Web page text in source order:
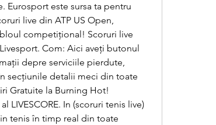
Eurosport este sursa ta pentru
live din ATP US Open,
competițional! Scoruri live
Com: Aici aveți butonul
depre serviciile pierdute,
secțiunile detalii meci din toate
Gratuite la Burning Hot!
LIVESCORE. In (scoruri tenis live)
tenis în timp real din toate